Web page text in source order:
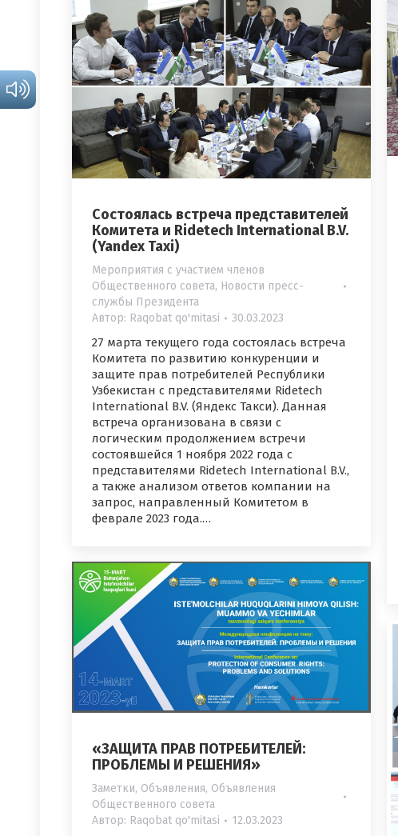
Состоялась встреча представителей
Комитета и Ridetech International B.V.
(Yandex Taxi)
Мероприятия с участием членов
Общественного совета, Новости пресс-
службы Президента
Автор: Raqobat qo'mitasi 30.03.2023
27 марта текущего года состоялась встреча
Комитета по развитию конкуренции и
защите прав потребителей Республики
Узбекистан с представителями Ridetech
International B.V. (Яндекс Такси). Данная
встреча организована в связи с
логическим продолжением встречи
состоявшейся 1 ноября 2022 года с
представителями Ridetech International B.V.,
а также анализом ответов компании на
запрос, направленный Комитетом в
феврале 2023 года.…
«ЗАЩИТА ПРАВ ПОТРЕБИТЕЛЕЙ:
ПРОБЛЕМЫ И РЕШЕНИЯ»
Заметки, Объявления, Объявления
Общественного совета
Автор: Raqobat qo'mitasi 12.03.2023